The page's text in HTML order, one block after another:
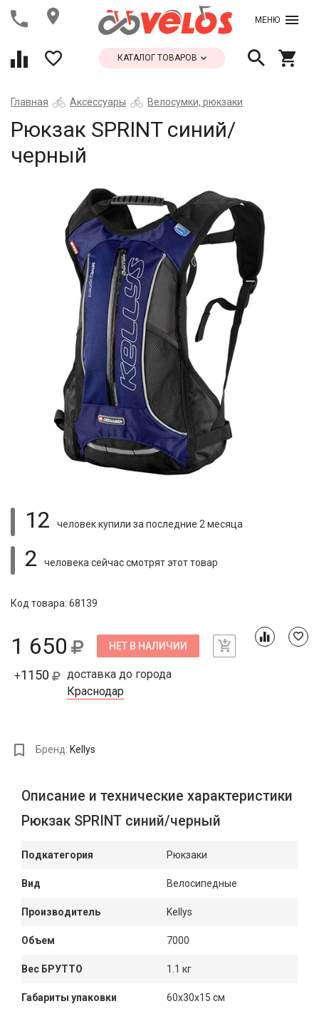
МЕНЮ
КАТАЛОГ ТОВАРОВ
Главная Аксессуары Велосумки, рюкзаки
Рюкзак SPRINT синий/
черный
12 человек купили за последние 2 месяца
2 человека сейчас смотрятэтот товар
Код товара: 68139
1 650 НЕТ В НАЛИЧИИ
+1150
доставка до города
Краснодар
Бренд: Kellys
Описание и технические характеристики
Рюкзак SPRINT синий/черный
Подкатегория Рюкзаки
Вид Велосипедные
Производитель Kellys
Объем 7000
Вес БРУТТО 1.1 кг
Габариты упаковки 60x30x15 см